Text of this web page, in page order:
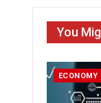
You
ECONOMY